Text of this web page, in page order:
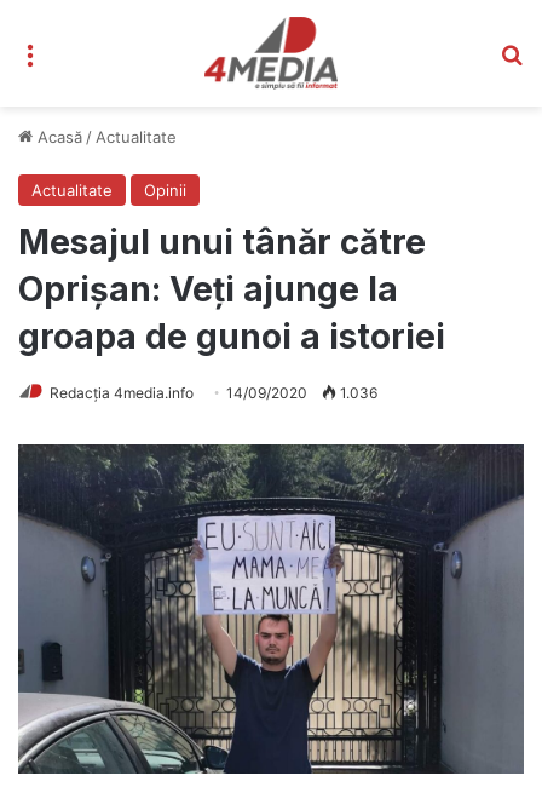
Acasă / Actualitate
Actualitate Opinii
Mesajul unui tânăr către
Oprișan: Veți ajunge la
groapa de gunoi a istoriei
Redacția 4media.info 14/09/2020 1.036